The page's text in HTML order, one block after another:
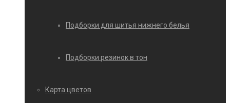
Подборки для шитья нижнего белья
Подборки резинок в тон
Карта цветов